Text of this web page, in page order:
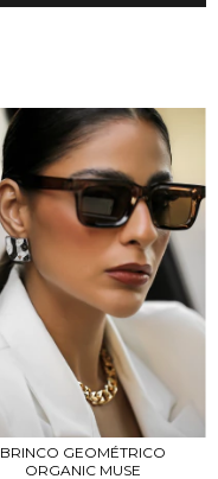
BRINCO GEOMÉTRICO
ORGANIC MUSE